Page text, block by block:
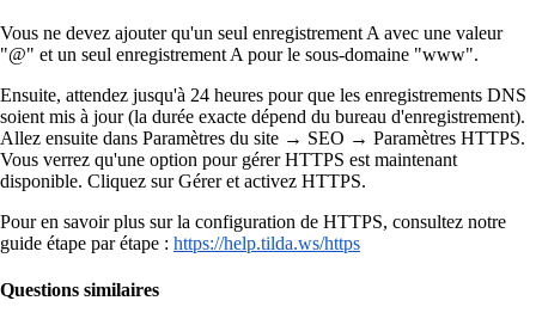
Vous ne devez ajouter qu'un seul enregistrement A avec une valeur
"@" et un seul enregistrement A pour le sous-domaine "www".
Ensuite, attendez jusqu'à 24 heures pour que les enregistrements DNS
soient mis à jour (la durée exacte dépend du bureau d'enregistrement).
Allez ensuite dans Paramètres du site → SEO → Paramètres HTTPS.
Vous verrez qu'une option pour gérer HTTPS est maintenant
disponible. Cliquez sur Gérer et activez HTTPS.
Pour en savoir plus sur la configuration de HTTPS, consultez notre
guide étape par étape : https://help.tilda.ws/https
Questions similaires